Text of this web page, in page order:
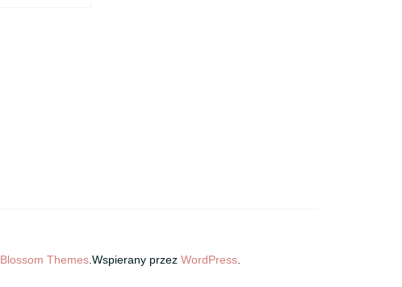
Blossom Themes .Wspierany przezWordPress